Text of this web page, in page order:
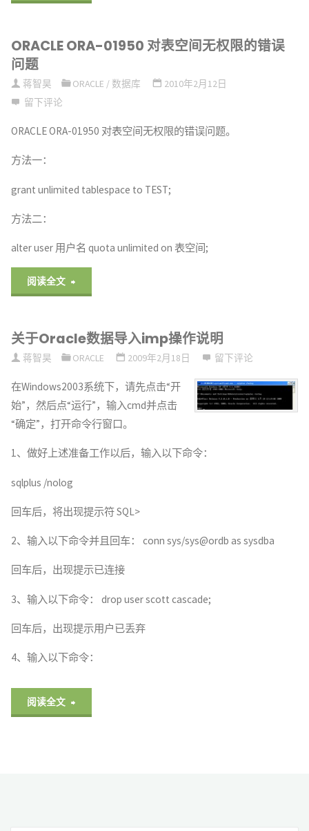
计
改
后
监
无
法
工
作
的
决
办
法"
ORACLE ORA-01950 对表空间无权限的错误
问题
蒋智昊 ORACLE / 数据库
2010年2月12日
留下评论
ORACLE ORA-01950 对表空间无权限的错误问题。
方法一：
grant unlimited tablespace to TEST;
方法二：
alter user 用户名 quota unlimited on 表空间;
阅读全文
01950
表
空
间
权
限
的
错
误
问
题"
关于Oracle数据导入imp操作说明
蒋智昊 ORACLE 2009年2月18日 留下评论
在Windows2003系统下，请先点击“开
始”，然后点“运行”，输入cmd并点击
“确定”，打开命令行窗口。
1、做好上述准备工作以后，输入以下命令：
sqlplus /nolog
回车后，将出现提示符 SQL>
2、输入以下命令并且回车： conn sys/sys@ordb as sysdba
回车后，出现提示已连接
3、输入以下命令： drop user scott cascade;
回车后，出现提示用户已丢弃
4、输入以下命令：
阅读全文